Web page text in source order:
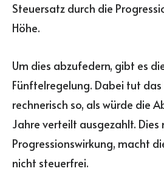
Steuersatz durch die
Höhe.
Um dies abzufedern, gibt es
Fünftelregelung. Dabei tut
rechnerisch so, als würde die
Jahre verteilt ausgezahlt. Dies
Progressionswirkung, macht
nicht steuerfrei.